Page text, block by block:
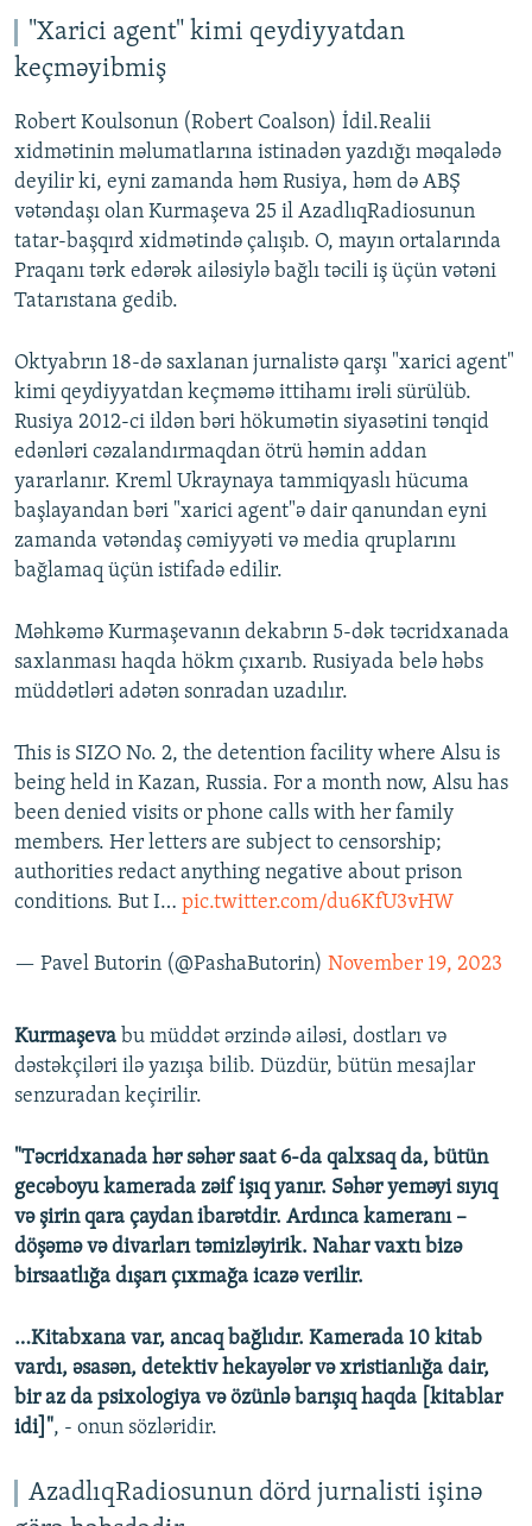
"Xarici agent" kimi qeydiyyatdan
keçməyibmiş
Robert Koulsonun (Robert Coalson) İdil.Realii
xidmətinin məlumatlarına istinadən yazdığı məqalədə
deyilir ki, eyni zamanda həm Rusiya, həm də ABŞ
vətəndaşı olan Kurmaşeva 25 il AzadlıqRadiosunun
tatar-başqırd xidmətində çalışıb. O, mayın ortalarında
Praqanı tərk edərək ailəsiylə bağlı təcili iş üçün vətəni
Tatarıstana gedib.
Oktyabrın 18-də saxlanan jurnalistə qarşı "xarici agent"
kimi qeydiyyatdan keçməmə ittihamı irəli sürülüb.
Rusiya 2012-ci ildən bəri hökumətin siyasətini tənqid
edənləri cəzalandırmaqdan ötrü həmin addan
yararlanır. Kreml Ukraynaya tammiqyaslı hücuma
başlayandan bəri "xarici agent"ə dair qanundan eyni
zamanda vətəndaş cəmiyyəti və media qruplarını
bağlamaq üçün istifadə edilir.
Məhkəmə Kurmaşevanın dekabrın 5-dək təcridxanada
saxlanması haqda hökm çıxarıb. Rusiyada belə həbs
müddətləri adətən sonradan uzadılır.
This is SIZO No. 2, the detention facility where Alsu is
being held in Kazan, Russia. For a month now, Alsu has
been denied visits or phone calls with her family
members. Her letters are subject to censorship;
authorities redact anything negative about prison
conditions. But I… pic.twitter.com/du6KfU3vHW
— Pavel Butorin (@PashaButorin) November 19, 2023
Kurmaşeva bu müddət ərzində ailəsi, dostları və
dəstəkçiləri ilə yazışa bilib. Düzdür, bütün mesajlar
senzuradan keçirilir.
"Təcridxanada hər səhər saat 6-da qalxsaq da, bütün
gecəboyu kamerada zəif işıq yanır. Səhər yeməyi sıyıq
və şirin qara çaydan ibarətdir. Ardınca kameranı –
döşəmə və divarları təmizləyirik. Nahar vaxtı bizə
birsaatlığa dışarı çıxmağa icazə verilir.
…Kitabxana var, ancaq bağlıdır. Kamerada 10 kitab
vardı, əsasən, detektiv hekayələr və xristianlığa dair,
bir az da psixologiya və özünlə barışıq haqda [kitablar
idi]", - onun sözləridir.
AzadlıqRadiosunun dörd jurnalisti işinə